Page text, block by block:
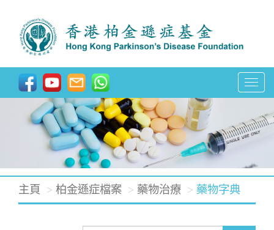
T
g
l
e
主頁 柏金遜症檔案 藥物治療 藥物字典